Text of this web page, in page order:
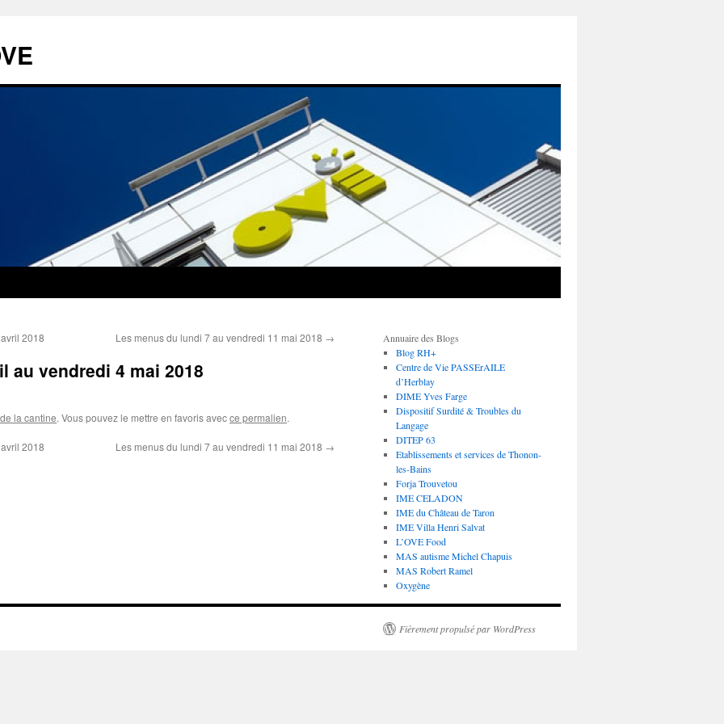
2018 Les menus du lundi 7 au vendredi 11 mai 2018 →
au vendredi 4 mai 2018
la cantine. Vous pouvez le mettre en favoris avecce permalien.
2018 Les menus du lundi 7 au vendredi 11 mai 2018 →
Annuaire des Blogs
Blog RH+
Centre de Vie PASSErAILE
d’Herblay
DIME Yves Farge
Dispositif Surdité & Troubles du
Langage
DITEP 63
Etablissements et services de Thonon-
les-Bains
Forja Trouvetou
IME CELADON
IME du Château de Taron
IME Villa Henri Salvat
L’OVE Food
MAS autisme Michel Chapuis
MAS Robert Ramel
Oxygène
Fièrement propulsé par WordPress